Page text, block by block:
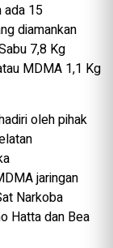
ada 15
diamankan
7,8 Kg
MDMA 1,1 Kg
oleh pihak
jaringan
Narkoba
Hatta dan Bea